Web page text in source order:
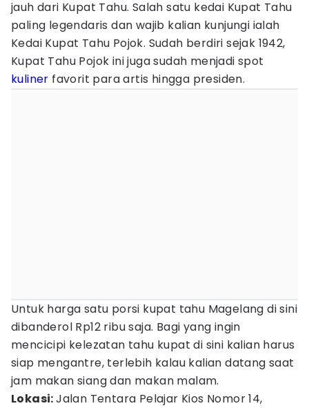
jauh dari Kupat Tahu. Salah satu kedai Kupat Tahu
paling legendaris dan wajib kalian kunjungi ialah
Kedai Kupat Tahu Pojok. Sudah berdiri sejak 1942,
Kupat Tahu Pojok ini juga sudah menjadi spot
kuliner favorit para artis hingga presiden.
Untuk harga satu porsi kupat tahu Magelang di sini
dibanderol Rp12 ribu saja. Bagi yang ingin
mencicipi kelezatan tahu kupat di sini kalian harus
siap mengantre, terlebih kalau kalian datang saat
jam makan siang dan makan malam.
Lokasi:Jalan Tentara Pelajar Kios Nomor 14,